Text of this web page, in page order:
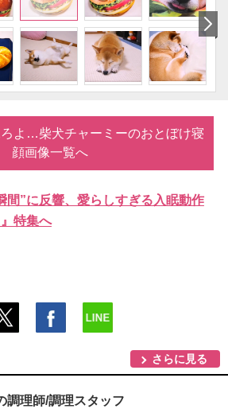
ろよ…柴犬チャーミーのおとぼけ寝
顔画像一覧へ
間”に反響、愛らしすぎる入眠動作
特集へ
さらに見る
調理師/調理スタッフ